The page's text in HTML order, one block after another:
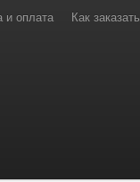
и оплата Как заказать
МТС: (050) 967-41-33